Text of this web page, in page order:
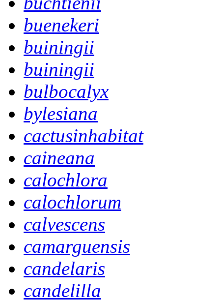
buenekeri
buiningii
buiningii
bulbocalyx
bylesiana
cactusinhabitat
caineana
calochlora
calochlorum
calvescens
camarguensis
candelaris
candelilla